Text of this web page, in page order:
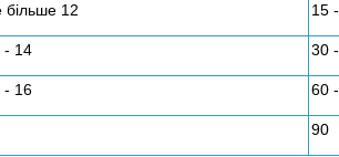
більше 12 15
- 14 30
- 16 60
90